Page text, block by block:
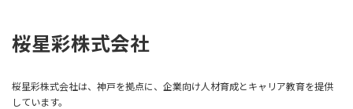
桜星彩株式会社
桜星彩株式会社は、神戸を拠点に、企業向け人材育成とキャリア教育を提供
しています。